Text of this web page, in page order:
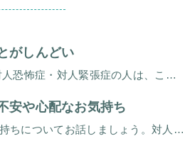
がしんどい
こんなことがしんどいって、わかってもらえる？ 対人恐怖症・対人緊張症の人は、こんなことがしんどくてたまらない 路上で 道ですれ違う人の目が気になる。 知らない人なのに、どこに視線をおいていいかわからない。 「近づいてきた […]
安や心配なお気持ち
対人恐怖症の息子さんをもつ親御さんの不安なお気持ちについてお話しましょう。対人恐怖症のせいで外にでにくいとか、人と接するのが苦手といった状態がつづき、そのままズルズルと家にひきこもってしまう子どもさんが多くみられます。そ […]